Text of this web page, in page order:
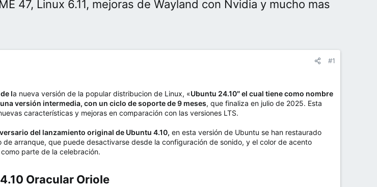
47, Linux 6.11, mejoras de Wayland con Nvidia y mucho mas
#1
la nueva versión de la popular distribucion de Linux, «Ubuntu 24.10″ el cual tiene como nombre
versión intermedia, con un ciclo de soporte de 9 meses, que finaliza en julio de 2025. Esta
características y mejoras en comparación con las versiones LTS.
del lanzamiento original de Ubuntu 4.10, en esta versión de Ubuntu se han restaurado
arranque, que puede desactivarse desde la configuración de sonido, y el color de acento
parte de la celebración.
Oracular Oriole​